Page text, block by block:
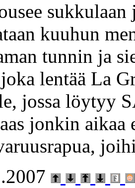
kuuhun
tunnin ja
lentää La
jossa löytyy
jonkin aikaa